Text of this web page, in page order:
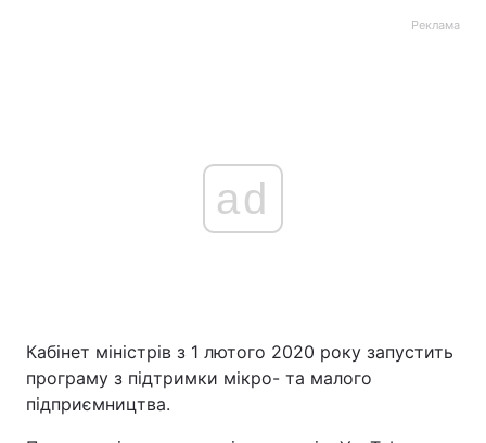
Реклама
ad
Кабінет міністрів з 1 лютого 2020 року запустить
програму з підтримки мікро- та малого
підприємництва.